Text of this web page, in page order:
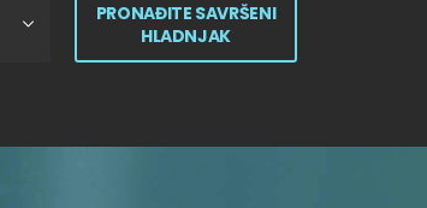
PRONAĐITE SAVRŠENI
HLADNJAK